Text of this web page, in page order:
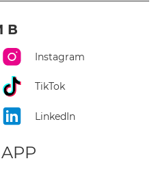
В
Instagram
TikTok
LinkedIn